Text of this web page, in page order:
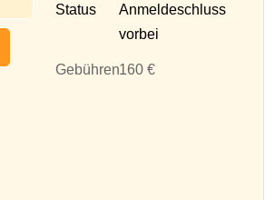
Status
Anmeldeschluss
vorbei
Gebühren160 €